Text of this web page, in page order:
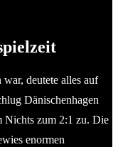
deutete alles auf
Dänischenhagen
Nichts zum 2:1 zu. Die
enormen